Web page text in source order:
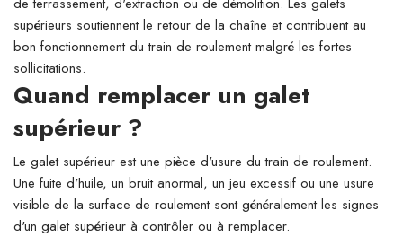
supérieurs soutiennent le retour de la chaîne et contribuent au
bon fonctionnement du train de roulement malgré les fortes
sollicitations.
Quand remplacer un galet
supérieur ?
Le galet supérieur est une pièce d'usure du train de roulement.
Une fuite d'huile, un bruit anormal, un jeu excessif ou une usure
visible de la surface de roulement sont généralement les signes
d'un galet supérieur à contrôler ou à remplacer.